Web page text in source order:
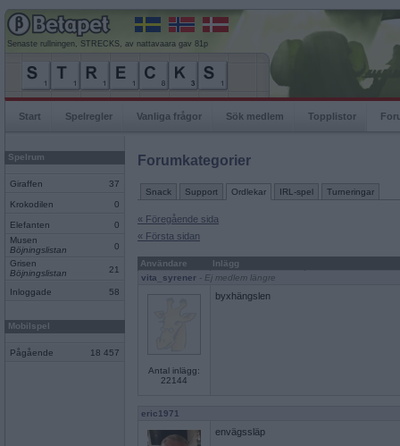
Senaste rullningen, STRECKS, av nattavaara gav 81p
Start Spelregler Vanliga frågor Sök medlem Topplistor
Spelrum
Giraffen 37
Krokodilen 0
Elefanten
0
Musen
Böjningslistan
0
Grisen
Böjningslistan
21
Inloggade 58
Mobilspel
Pågående 18 457
Forumkategorier
Snack Support Ordlekar IRL-spel Turneringar
« Föregående sida
« Första sidan
Användare
Inlägg
vita_syrener - Ej medlem längre
Antal inlägg:
22144
byxhängslen
eric1971
envägssläp